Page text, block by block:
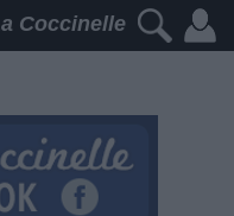
Coccinelle